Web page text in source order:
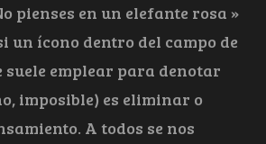
pienses en un elefante rosa »
un ícono dentro del campo de
suele emplear para denotar
imposible) es eliminar o
A todos se nos